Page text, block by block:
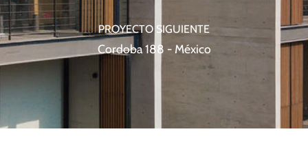
PROYECTO SIGUIENTE
Cordoba 188 - México